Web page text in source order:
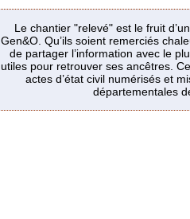
Le chantier "relevé" est le fruit
Gen&O. Qu’ils soient remerciés
de partager l’information avec le
utiles pour retrouver ses ancêtres.
actes d’état civil numérisés et
départementales